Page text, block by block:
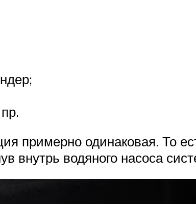
примерно одинаковая. То
внутрь водяного насоса